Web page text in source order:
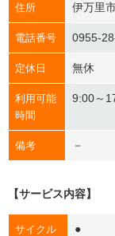
住所 伊万里
電話番号 0955-
定休日 無休
利用可能
時間
9:00～
備考 －
【サービス内容】
サイクル
●